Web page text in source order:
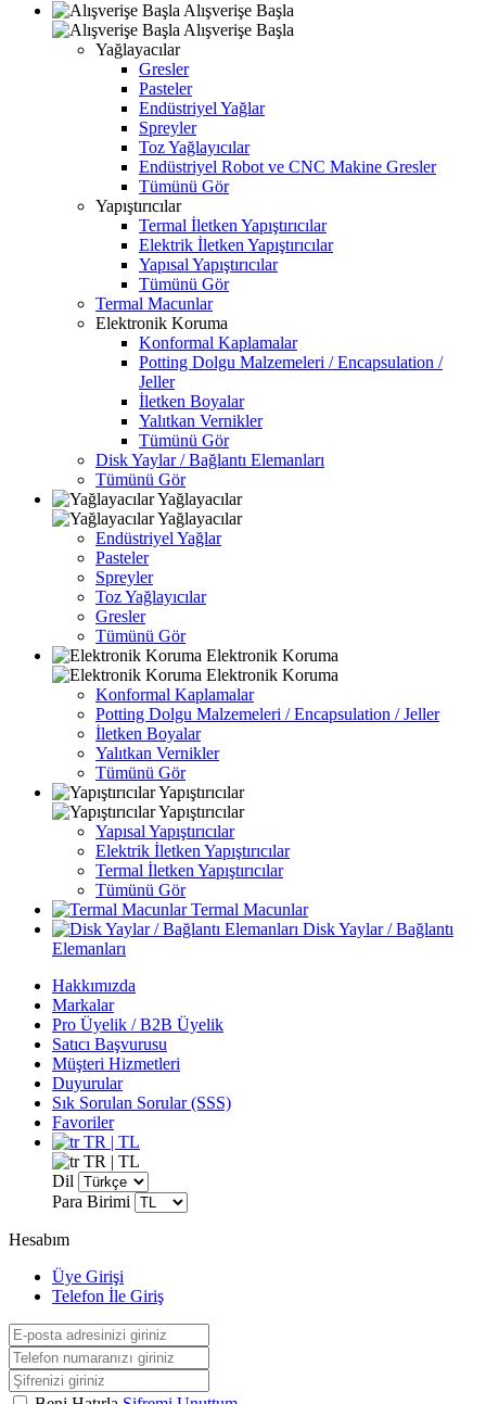
Alışverişe Başla
Alışverişe Başla
Yağlayacılar
Gresler
Pasteler
Endüstriyel Yağlar
Spreyler
Toz Yağlayıcılar
Endüstriyel Robot ve CNC Makine Gresler
Tümünü Gör
Yapıştırıcılar
Termal İletken Yapıştırıcılar
Elektrik İletken Yapıştırıcılar
Yapısal Yapıştırıcılar
Tümünü Gör
Termal Macunlar
Elektronik Koruma
Konformal Kaplamalar
Potting Dolgu Malzemeleri / Encapsulation /
Jeller
İletken Boyalar
Yalıtkan Vernikler
Tümünü Gör
Disk Yaylar / Bağlantı Elemanları
Tümünü Gör
Yağlayacılar
Yağlayacılar
Endüstriyel Yağlar
Pasteler
Spreyler
Toz Yağlayıcılar
Gresler
Tümünü Gör
Elektronik Koruma
Elektronik Koruma
Konformal Kaplamalar
Potting Dolgu Malzemeleri / Encapsulation / Jeller
İletken Boyalar
Yalıtkan Vernikler
Tümünü Gör
Yapıştırıcılar
Yapıştırıcılar
Yapısal Yapıştırıcılar
Elektrik İletken Yapıştırıcılar
Termal İletken Yapıştırıcılar
Tümünü Gör
Termal Macunlar
Disk Yaylar / Bağlantı
Elemanları
Hakkımızda
Markalar
Pro Üyelik / B2B Üyelik
Satıcı Başvurusu
Müşteri Hizmetleri
Duyurular
Sık Sorulan Sorular (SSS)
Favoriler
TR | TL
TR | TL
Dil
Para Birimi
Hesabım
Üye Girişi
Telefon İle Giriş